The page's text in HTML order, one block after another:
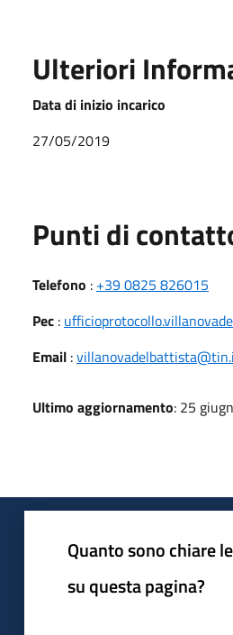
Ulteriori
Data di inizio incarico
27/05/2019
Punti di
Telefono : +39 0825 826015
Pec :
Email :
Ultimo aggiornamento: 25
Quanto sono chiare
su questa pagina?